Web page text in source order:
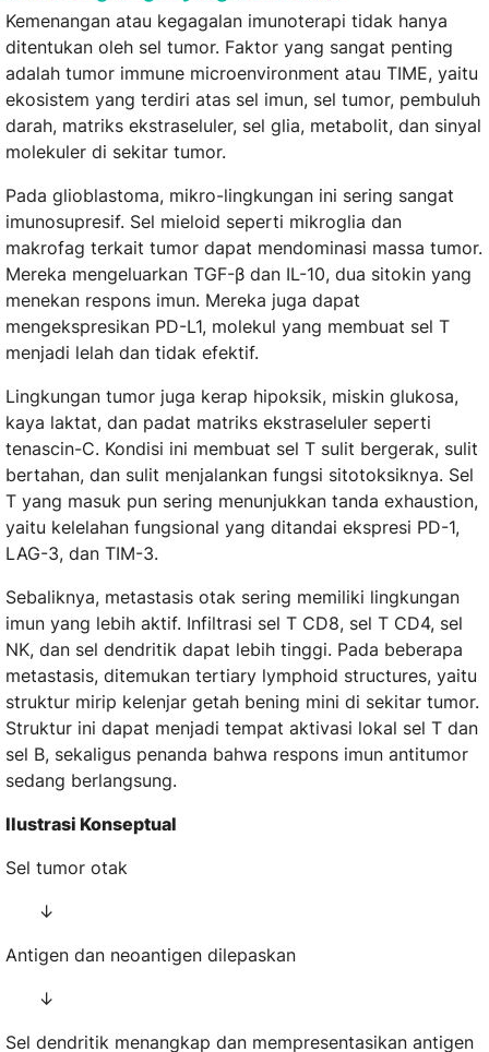
Kemenangan atau kegagalan imunoterapi tidak hanya
ditentukan oleh sel tumor. Faktor yang sangat penting
adalah tumor immune microenvironment atau TIME, yaitu
ekosistem yang terdiri atas sel imun, sel tumor, pembuluh
darah, matriks ekstraseluler, sel glia, metabolit, dan sinyal
molekuler di sekitar tumor.
Pada glioblastoma, mikro-lingkungan ini sering sangat
imunosupresif. Sel mieloid seperti mikroglia dan
makrofag terkait tumor dapat mendominasi massa tumor.
Mereka mengeluarkan TGF-β dan IL-10, dua sitokin yang
menekan respons imun. Mereka juga dapat
mengekspresikan PD-L1, molekul yang membuat sel T
menjadi lelah dan tidak efektif.
Lingkungan tumor juga kerap hipoksik, miskin glukosa,
kaya laktat, dan padat matriks ekstraseluler seperti
tenascin-C. Kondisi ini membuat sel T sulit bergerak, sulit
bertahan, dan sulit menjalankan fungsi sitotoksiknya. Sel
T yang masuk pun sering menunjukkan tanda exhaustion,
yaitu kelelahan fungsional yang ditandai ekspresi PD-1,
LAG-3, dan TIM-3.
Sebaliknya, metastasis otak sering memiliki lingkungan
imun yang lebih aktif. Infiltrasi sel T CD8, sel T CD4, sel
NK, dan sel dendritik dapat lebih tinggi. Pada beberapa
metastasis, ditemukan tertiary lymphoid structures, yaitu
struktur mirip kelenjar getah bening mini di sekitar tumor.
Struktur ini dapat menjadi tempat aktivasi lokal sel T dan
sel B, sekaligus penanda bahwa respons imun antitumor
sedang berlangsung.
Ilustrasi Konseptual
Sel tumor otak
↓
Antigen dan neoantigen dilepaskan
↓
Sel dendritik menangkap dan mempresentasikan antigen